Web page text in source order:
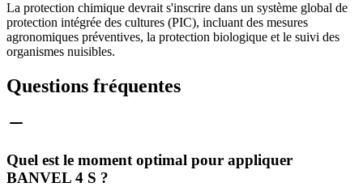
La protection chimique devrait s'inscrire dans un système global de
protection intégrée des cultures (PIC), incluant des mesures
agronomiques préventives, la protection biologique et le suivi des
organismes nuisibles.
Questions fréquentes
Quel est le moment optimal pour appliquer
BANVEL 4 S ?